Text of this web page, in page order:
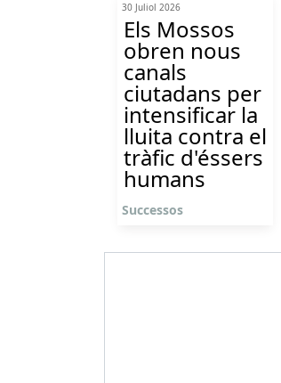
30 Juliol 2026
Els Mossos
obren nous
canals
ciutadans per
intensificar la
lluita contra el
tràfic d'éssers
humans
Successos